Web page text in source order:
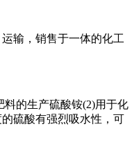
输，销售于一体的化工
料的生产硫酸铵(2)用于化
硫酸有强烈吸水性，可